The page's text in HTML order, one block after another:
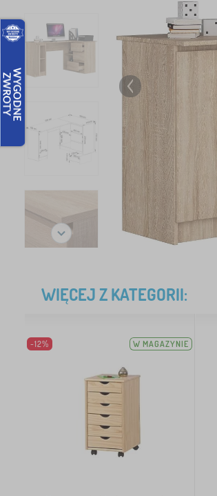
WIĘCEJ Z KATEGORII:
-12% W MAGAZYNIE